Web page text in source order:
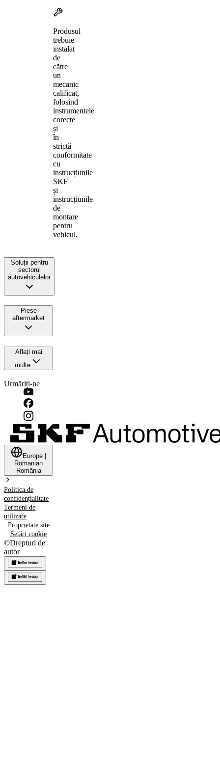
Produsul
trebuie
instalat
de
către
un
mecanic
calificat,
folosind
instrumentele
corecte
și
în
strictă
conformitate
cu
instrucțiunile
SKF
și
instrucțiunile
de
montare
pentru
vehicul.
Soluții pentru
sectorul
autovehiculelor
Piese
aftermarket
Aflați mai
multe
Urmăriți-ne
Europe
Romanian
România
Politica de
confidențialitate
Termeni de
utilizare
Proprietate site
Setări cookie
©Drepturi de
autor